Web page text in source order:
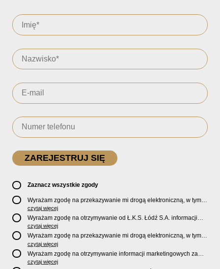
Zaznacz wszystkie zgody
Wyrażam zgodę na przekazywanie mi drogą elektroniczną, w tym
pocztą e-mail, oficjalnego newslettera oraz informacji o zniżkach,
promocjach, nowościach, biletach, karnetach, ofercie sklepu U2
Store oraz serwisu bilety.lkslodz.pl i innych produktach oraz
usługach oferowanych przez Ł.K.S. Łódź S.A.
czytaj więcej
Wyrażam zgodę na otrzymywanie od Ł.K.S. Łódź S.A. informacji
marketingowych dotyczących działalności spółki, ofert, wydarzeń i
produktów za pośrednictwem wiadomości SMS oraz połączeń
telefonicznych.
czytaj więcej
Wyrażam zgodę na przekazywanie mi drogą elektroniczną, w tym
pocztą e-mail, informacji handlowych i marketingowych o
produktach, usługach i działalnościSponsorów i PartnerówŁ.K.S.
Łódź S.A.
czytaj więcej
Wyrażam zgodę na otrzymywanie informacji marketingowych za
pośrednictwem wiadomości SMS oraz połączeń telefonicznych
czytaj więcej